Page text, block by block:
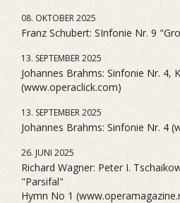
08. OKTOBER 2025
Franz Schubert: SInfonie Nr. 9
13. SEPTEMBER 2025
Johannes Brahms: Sinfonie Nr. 4,
(www.operaclick.com)
13. SEPTEMBER 2025
Johannes Brahms: Sinfonie Nr. 4
26. JUNI 2025
Richard Wagner: Peter I.
"Parsifal"
Hymn No 1